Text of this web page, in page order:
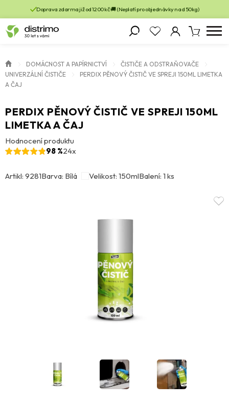
Doprava zdarma již od 1200 kč 🚚 (Neplatí pro objednávky nad 50kg)
DOMÁCNOST A PAPÍRNICTVÍ
ČISTIČE A ODSTRAŇOVAČE
UNIVERZÁLNÍ ČISTIČE
PERDIX PĚNOVÝ ČISTIČ VE SPREJI 150ML LIMETKA
A ČAJ
PERDIX PĚNOVÝ ČISTIČ VE SPREJI 150ML
LIMETKA A ČAJ
Hodnocení produktu
98 %24x
Artikl: 9281Barva: Bílá Velikost: 150mlBalení: 1 ks